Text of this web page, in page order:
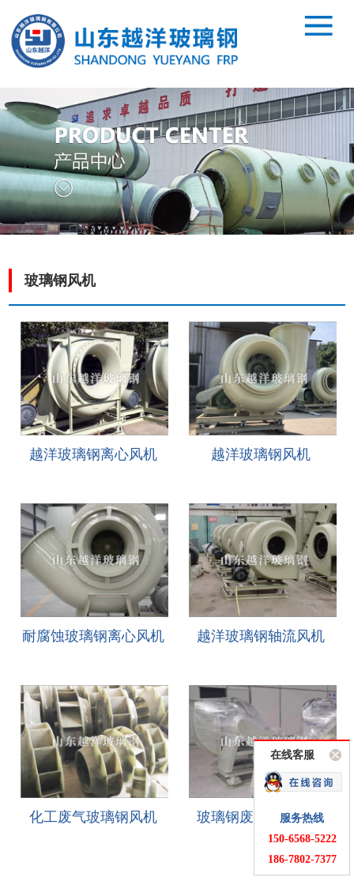
ENGLISH
玻璃钢风机
越洋玻璃钢离心风机 越洋玻璃钢风机
耐腐蚀玻璃钢离心风机 越洋玻璃钢轴流风机
化工废气玻璃钢风机 玻璃钢废气专用风机
在线客服
服务热线
150-6568-5222
186-7802-7377